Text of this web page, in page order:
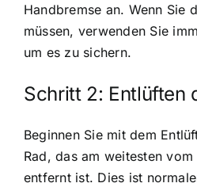
Handbremse an. Wenn Sie
müssen, verwenden Sie
um es zu sichern.
Schritt 2: Entlüften
Beginnen Sie mit dem
Rad, das am weitesten
entfernt ist. Dies ist